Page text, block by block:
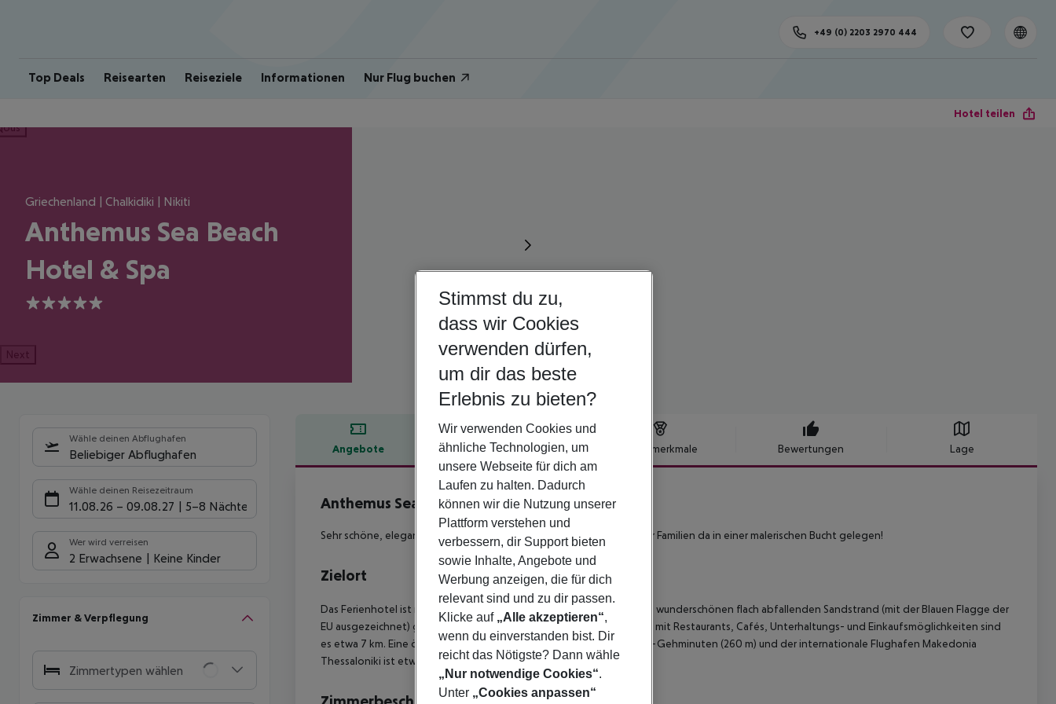
Top Deals Reisearten Reiseziele Informationen Nur Flug buchen
+49 (0) 2203 2970 444
Hotel teilen
Griechenland | Chalkidiki | Nikiti
Anthemus Sea Beach
Hotel & Spa
5
Next
Wähle deinen Abflughafen
Beliebiger Abflughafen
Wähle deinen Reisezeitraum
11.08.26 – 09.08.27 5-8 Nächte
Wer wird verreisen
2 Erwachsene Keine Kinder
Zimmer & Verpflegung
Zimmertypen wählen
Angebote Hotelbeschreibung Hotelmerkmale Bewertungen Lage
Hotelbeschreibung
Anthemus Sea Beach Hotel & Spa
5
Sehr schöne, elegante und luxuriöse 5*-Sterne Ferienanlage, ideal für Familien da in einer malerischen Bucht gelegen!
Zielort
Das Ferienhotel ist ruhig und in einer malerischen Bucht und an einem wunderschönen flach abfallenden Sandstrand (mit der Blauen Flagge der
EU ausgezeichnet) gelegen. Zur lebhaften Ortschaft Neos-Marmaras mit Restaurants, Cafés, Unterhaltungs- und Einkaufsmöglichkeiten sind
es etwa 7 km. Eine öffentliche Bushaltestelle befindet sich in etwa 4-Gehminuten (260 m) und der internationale Flughafen Makedonia
Thessaloniki ist etwa 98 km entfernt.
Stimmst du zu,
dass wir Cookies
verwenden dürfen,
um dir das beste
Erlebnis zu bieten?
Wir verwenden Cookies und
ähnliche Technologien, um
unsere Webseite für dich am
Laufen zu halten. Dadurch
können wir die Nutzung unserer
Plattform verstehen und
verbessern, dir Support bieten
sowie Inhalte, Angebote und
Werbung anzeigen, die für dich
relevant sind und zu dir passen.
Klicke auf „Alle akzeptieren“,
wenn du einverstanden bist. Dir
reicht das Nötigste? Dann wähle
„Nur notwendige Cookies“.
Unter „Cookies anpassen“